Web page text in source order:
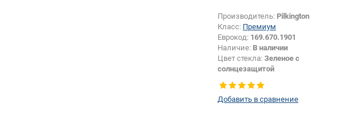
Производитель: Pilkington
Класс: Премиум
Еврокод: 169.670.1901
Наличие: В наличии
Цвет стекла: Зеленое с
солнцезащитой
Тип кузова:Хетчбек
Добавить в сравнение